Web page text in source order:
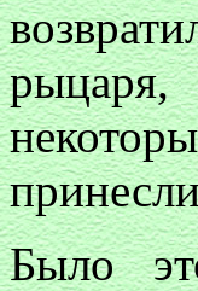
рыцаря,
Было